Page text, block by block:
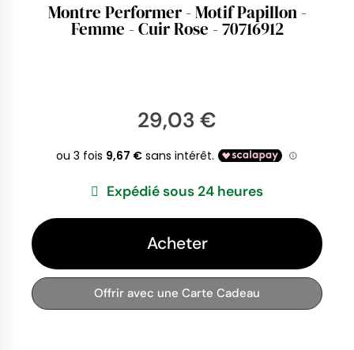
Montre Performer - Motif Papillon -
Femme - Cuir Rose - 70716912
29,03 €
Expédié sous 24 heures
Acheter
Offrir avec une Carte Cadeau